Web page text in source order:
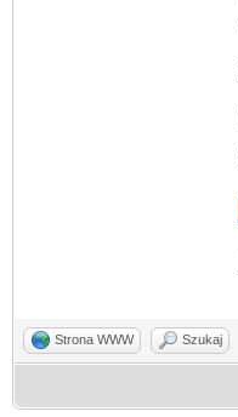
Strona WWW Szukaj